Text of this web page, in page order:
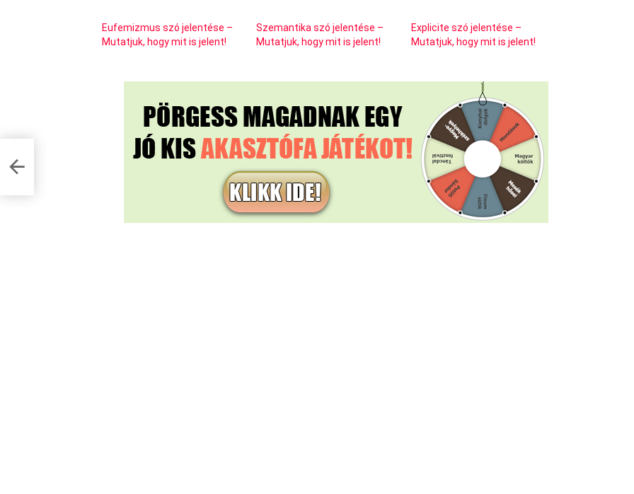
Eufemizmus szó jelentése –
Mutatjuk, hogy mit is jelent!
Szemantika szó jelentése –
Mutatjuk, hogy mit is jelent!
Explicite szó jelentése –
Mutatjuk, hogy mit is jelent!